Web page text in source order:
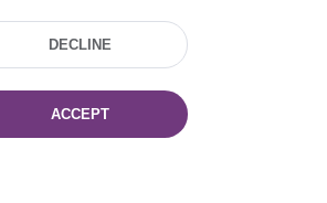
Ave. 116, Minsk,
368 37 37
97 06
DECLINE
ACCEPT